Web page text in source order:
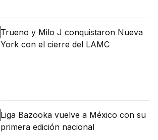
Trueno y Milo J conquistaron Nueva
York con el cierre del LAMC
Liga Bazooka vuelve a México con su
primera edición nacional